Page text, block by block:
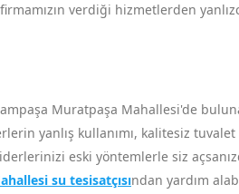
verdiği hizmetlerden
Muratpaşa Mahallesi'de
yanlış kullanımı, kalitesiz
eski yöntemlerle siz
su tesisatçısından yardım